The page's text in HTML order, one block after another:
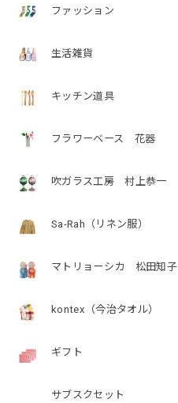
ファッション
生活雑貨
キッチン道具
フラワーベース 花器
吹ガラス工房 村上恭一
Sa-Rah（リネン服）
マトリョーシカ 松田知子
kontex（今治タオル）
ギフト
サブスクセット